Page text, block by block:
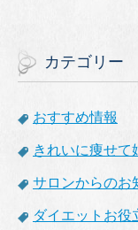
カテゴリー
おすすめ情報
きれいに痩せて
サロンからのお
ダイエットお役